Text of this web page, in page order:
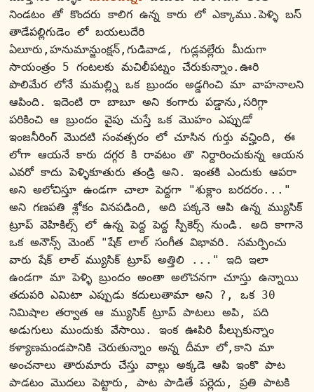
నిండటం తో కొందరు కాలిగ ఉన్న కారు లో ఎక్కాము.పెళ్ళి బస్
తాడేపల్లిగుడెం లో బయలుదేరి
ఏలూరు,హనుమాన్జుంక్షన్,గుడివాడ, గుడ్లవల్లేరు మీదుగా
సాయంత్రం 5 గంటలకు మచిలీపట్నం చేరుకున్నాం.ఊరి
పొలిమేర లోనే మమల్ల్ని ఒక బ్రుందం అడ్డగించి మా వాహనాలని
ఆపింది. ఇదెంటి రా బాబూ అని కంగారు పడ్డాను,సరిగ్గా
పరికించి ఆ బ్రుందం వైపు చుస్తే ఒక మొహం ఎప్పుడో
ఇంజనీరింగ్ మొదటి సంవత్సరం లో చూసిన గుర్తు వచ్హింది, ఈ
లోగా ఆయనే కారు దగ్గర కి రావటం తొ నిర్దారించుకున్న ఆయన
ఎవరో కాదు పెళ్ళికూతురు తండ్రి అని. ఇంతకి ఎందుకు ఆపరా
అని అలోచిస్తూ ఉండగా చాలా పెద్దగా "శుక్లాం బరదరం..."
అని గణపతి శ్లోకం వినపడింది, అది పక్కనె ఆపి ఉన్న మ్యుసిక్
ట్రూప్ వెహికిల్స్ లో ఉన్న పెద్ద పెద్ద స్పీకెర్స్ నుండి. అది కాగానె
ఒక అనౌన్స్ మెంట్ "షేక్ లాల్ సంగీత విభావరి. సమర్పించు
వారు షేక్ లాల్ మ్యుసిక్ ట్రూప్ అత్తిలి ..." ఇది ఇలా
ఉండగా మా పెళ్ళి బ్రుందం అంతా అలొచనగా చూస్తు ఉన్నాయి
తదుపరి ఎమిటా ఎప్పుడు కదులుతామా అని ?, ఒక 30
నిమిషాల తర్వాత ఆ మ్యుసిక్ ట్రూప్ పాటలు అపి, పది
అడుగులు ముందుకు వేసాయి. ఇంక ఊపిరి పీల్చుకున్నాం
కళ్యాణమండపానికి చెరుతున్నాం అన్న దీమా లో,కాని మా
అంచనాలు తారుమారు చేస్తు వాల్లు అక్కడె ఆపి ఇంకొ పాట
పాడటం మొదలు పెట్టారు, పాట పాడితే పర్లెదు, ప్రతి పాటకి